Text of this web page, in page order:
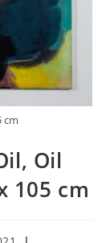
cm
Oil
105 cm